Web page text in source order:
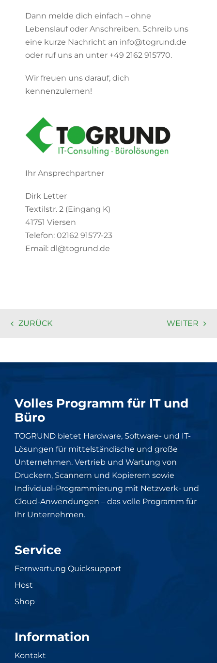
Dann melde dich einfach – ohne
Lebenslauf oder Anschreiben. Schreib uns
eine kurze Nachricht an info@togrund.de
oder ruf uns an unter +49 2162 915770.
Wir freuen uns darauf, dich
kennenzulernen!
Ihr Ansprechpartner
Dirk Letter
Textilstr. 2 (Eingang K)
41751 Viersen
Telefon: 02162 91577-23
Email: dl@togrund.de
ZURÜCK WEITER
Volles Programm für IT und
Büro
TOGRUND bietet Hardware, Software- und IT-
Lösungen für mittelständische und große
Unternehmen. Vertrieb und Wartung von
Druckern, Scannern und Kopierern sowie
Individual-Programmierung mit Netzwerk- und
Cloud-Anwendungen – das volle Programm für
Ihr Unternehmen.
Service
Fernwartung Quicksupport
Host
Shop
Information
Kontakt